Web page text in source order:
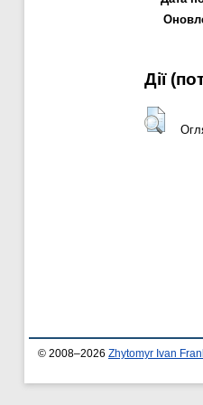
Дії
© 2008–2026 Zhytomyr Ivan